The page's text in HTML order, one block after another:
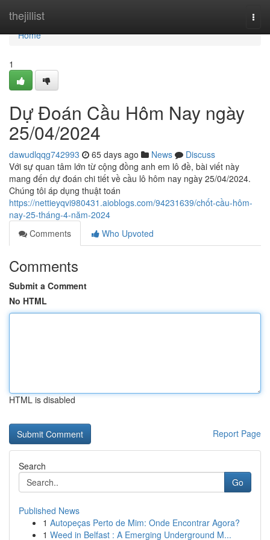
thejillist
Home
Home
1
Dự Đoán Cầu Hôm Nay ngày
25/04/2024
dawudlqqg742993 65 days ago News
Discuss
Với sự quan tâm lớn từ cộng đồng anh em lô đề, bài viết này
mang đến dự đoán chi tiết về cầu lô hôm nay ngày 25/04/2024.
Chúng tôi áp dụng thuật toán
https://nettieyqvi980431.aioblogs.com/94231639/chốt-cầu-hôm-
nay-25-tháng-4-năm-2024
Comments
Who Upvoted
Comments
Submit a Comment
No HTML
HTML is disabled
Report Page
Search
Go
Published News
1 Autopeças Perto de Mim: Onde Encontrar Agora?
1 Weed in Belfast : A Emerging Underground M...